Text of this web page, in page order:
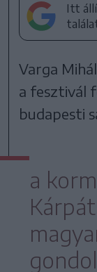
Itt
Varga
a fesztivál
budapesti
a